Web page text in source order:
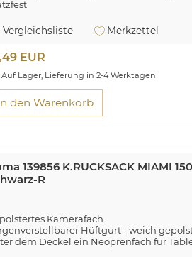
geschützte Frontlinse spart teure
(Glas): optisches Glas
Vergleichsliste Merkzettel
EUR
Auf Lager, Lieferung in 2-4 Werktagen
den Warenkorb
139856 K.RUCKSACK MIAMI
R
Kamerafach
Hüftgurt - weich
dem Deckel ein Neoprenfach für